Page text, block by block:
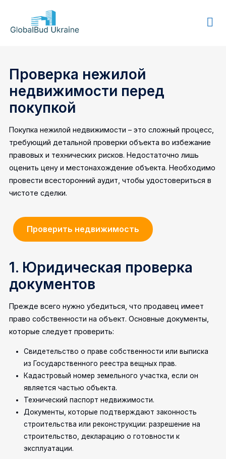
GLOBALBUD
Проверка нежилой
недвижимости перед
покупкой
Покупка нежилой недвижимости – это сложный процесс,
требующий детальной проверки объекта во избежание
правовых и технических рисков. Недостаточно лишь
оценить цену и местонахождение объекта. Необходимо
провести всесторонний аудит, чтобы удостовериться в
чистоте сделки.
Проверить недвижимость
1. Юридическая проверка
документов
Прежде всего нужно убедиться, что продавец имеет
право собственности на объект. Основные документы,
которые следует проверить:
Свидетельство о праве собственности или выписка
из Государственного реестра вещных прав.
Кадастровый номер земельного участка, если он
является частью объекта.
Технический паспорт недвижимости.
Документы, которые подтверждают законность
строительства или реконструкции: разрешение на
строительство, декларацию о готовности к
эксплуатации.